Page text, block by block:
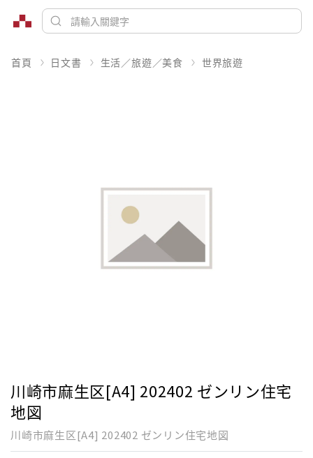
首頁 日文書 生活／旅遊／美食 世界旅遊
川崎市麻生区[A4] 202402 ゼンリン住宅
地図
川崎市麻生区[A4] 202402 ゼンリン住宅地図